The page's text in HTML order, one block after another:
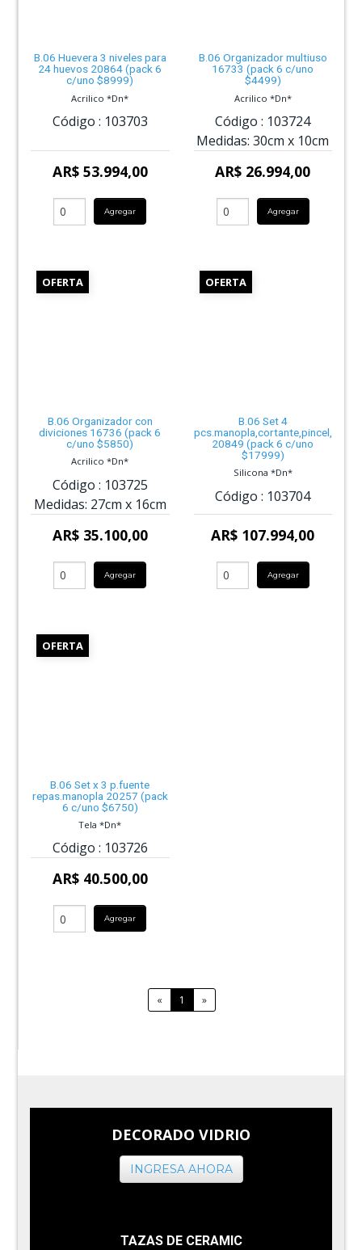
B.06 Huevera 3 niveles para
24 huevos 20864 (pack 6
c/uno $8999)
Acrilico *Dn*
Código : 103703
AR$ 53.994,00
Agregar
B.06 Organizador multiuso
16733 (pack 6 c/uno
$4499)
Acrilico *Dn*
Código : 103724
Medidas: 30cm x 10cm
AR$ 26.994,00
Agregar
OFERTA
B.06 Organizador con
diviciones 16736 (pack 6
c/uno $5850)
Acrilico *Dn*
Código : 103725
Medidas: 27cm x 16cm
AR$ 35.100,00
Agregar
OFERTA
B.06 Set 4
pcs.manopla,cortante,pincel,espa
20849 (pack 6 c/uno
$17999)
Silicona *Dn*
Código : 103704
AR$ 107.994,00
Agregar
OFERTA
B.06 Set x 3 p.fuente
repas.manopla 20257 (pack
6 c/uno $6750)
Tela *Dn*
Código : 103726
AR$ 40.500,00
Agregar
« 1 »
DECORADO VIDRIO
INGRESA AHORA
TAZAS DE CERAMIC